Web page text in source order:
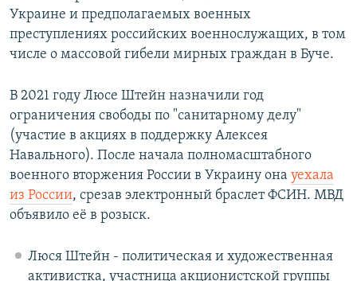
Украине и предполагаемых военных
преступлениях российских военнослужащих, в том
числе о массовой гибели мирных граждан в Буче.
В 2021 году Люсе Штейн назначили год
ограничения свободы по "санитарному делу"
(участие в акциях в поддержку Алексея
Навального). После начала полномасштабного
военного вторжения России в Украину она уехала
из России, срезав электронный браслет ФСИН. МВД
объявило её в розыск.
Люся Штейн - политическая и художественная
активистка, участница акционистской группы